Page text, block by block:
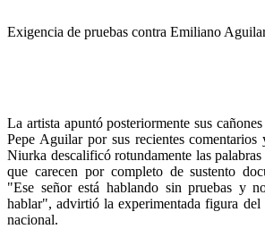
Exigencia de pruebas contra Emiliano
La artista apuntó posteriormente sus
Pepe Aguilar por sus recientes comentarios
Niurka descalificó rotundamente las
que carecen por completo de sustento
"Ese señor está hablando sin pruebas y
hablar", advirtió la experimentada figura del
nacional.